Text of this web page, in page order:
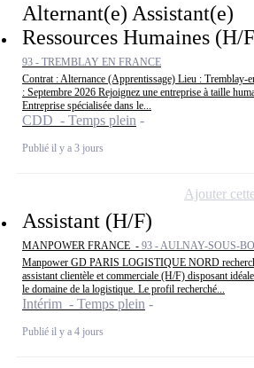
Alternant(e) Assistant(e)
Ressources Humaines (H/
93 - TREMBLAY EN FRANCE
Contrat : Alternance (Apprentissage) Lieu : Tremblay-
: Septembre 2026 Rejoignez une entreprise à taille
Entreprise spécialisée dans le...
CDD - Temps plein
Publié il y a 3 jours
Assistant (H/F)
MANPOWER FRANCE - 93 - AULNAY-SOUS-
Manpower GD PARIS LOGISTIQUE NORD
assistant clientèle et commerciale (H/F) disposant
le domaine de la logistique. Le profil recherché...
Intérim - Temps plein
Publié il y a 4 jours
Ajouter